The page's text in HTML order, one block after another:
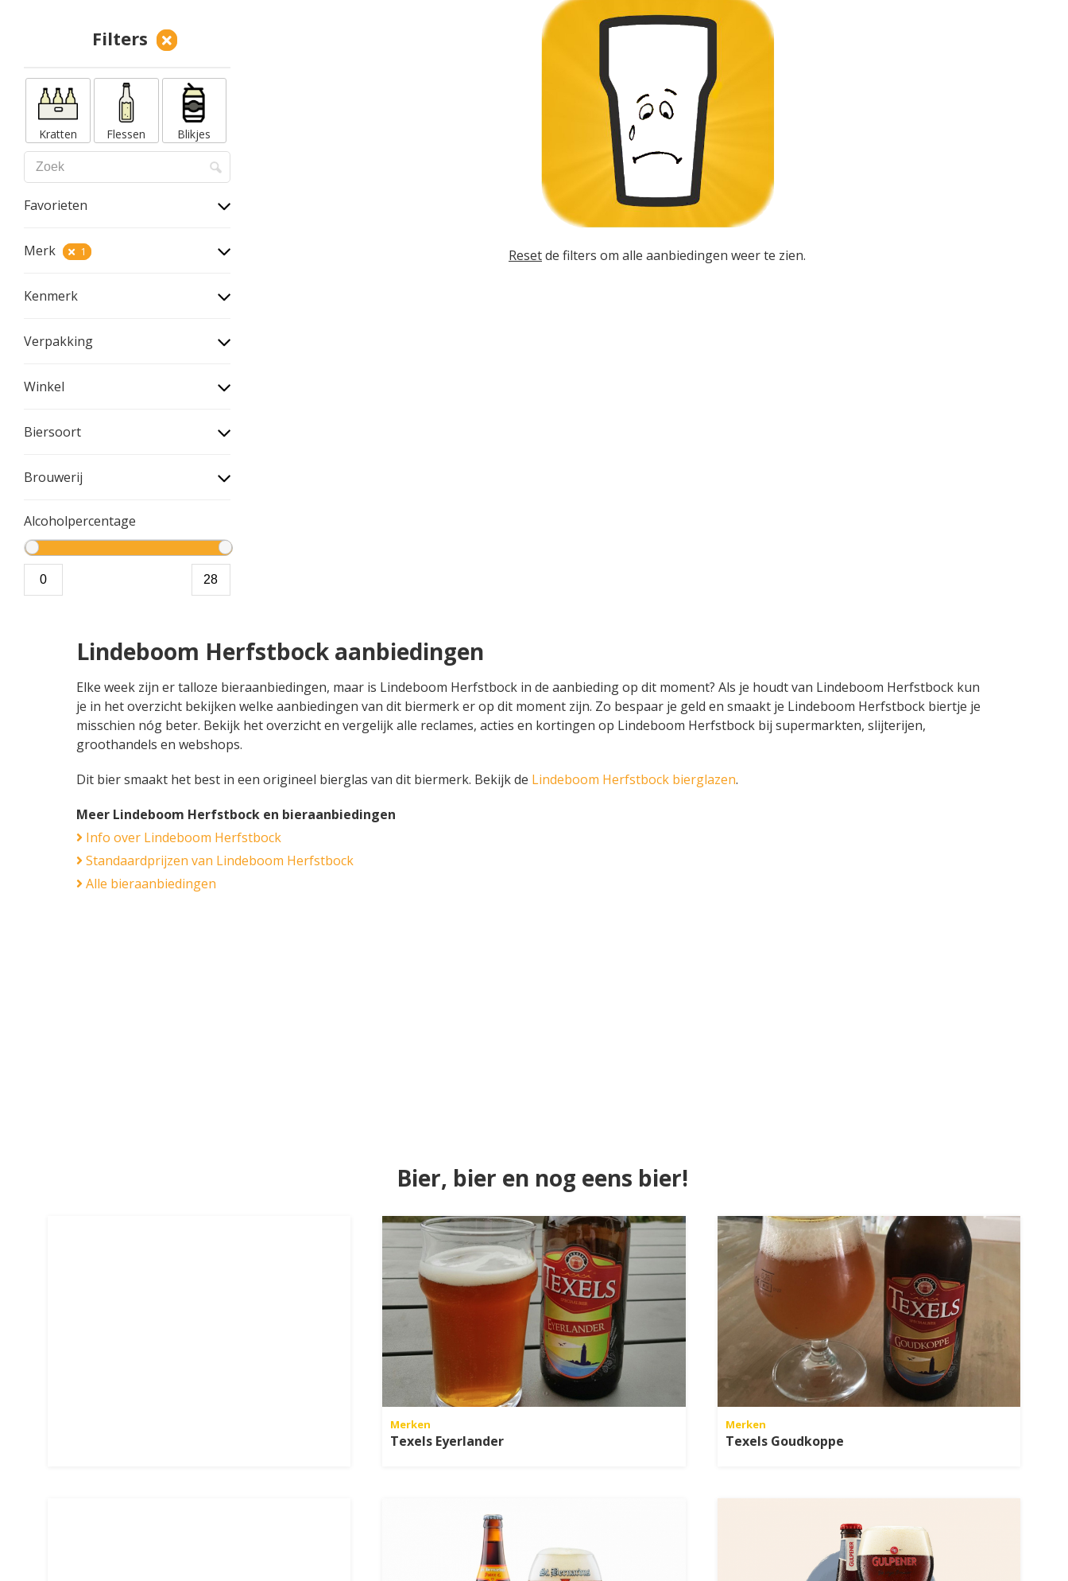
Filters
Kratten Flessen Blikjes
Favorieten
Merk 1
Kenmerk
Verpakking
Winkel
Biersoort
Brouwerij
Alcoholpercentage
Resetde filters om alle aanbiedingen weer te zien.
Lindeboom Herfstbock aanbiedingen
Elke week zijn er talloze bieraanbiedingen, maar is Lindeboom Herfstbock in de aanbieding op dit moment? Als je houdt van Lindeboom Herfstbock kun
je in het overzicht bekijken welke aanbiedingen van dit biermerk er op dit moment zijn. Zo bespaar je geld en smaakt je Lindeboom Herfstbock biertje je
misschien nóg beter. Bekijk het overzicht en vergelijk alle reclames, acties en kortingen op Lindeboom Herfstbock bij supermarkten, slijterijen,
groothandels en webshops.
Dit bier smaakt het best in een origineel bierglas van dit biermerk. Bekijk de Lindeboom Herfstbock bierglazen.
Meer Lindeboom Herfstbock en bieraanbiedingen
Info over Lindeboom Herfstbock
Standaardprijzen van Lindeboom Herfstbock
Alle bieraanbiedingen
Bier, bier en nog eens bier!
Merken
Texels Eyerlander
Merken
Texels Goudkoppe